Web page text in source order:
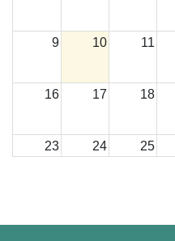
9 10 11
16 17 18
23 24 25